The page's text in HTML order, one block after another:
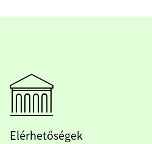
Elérhetőségek